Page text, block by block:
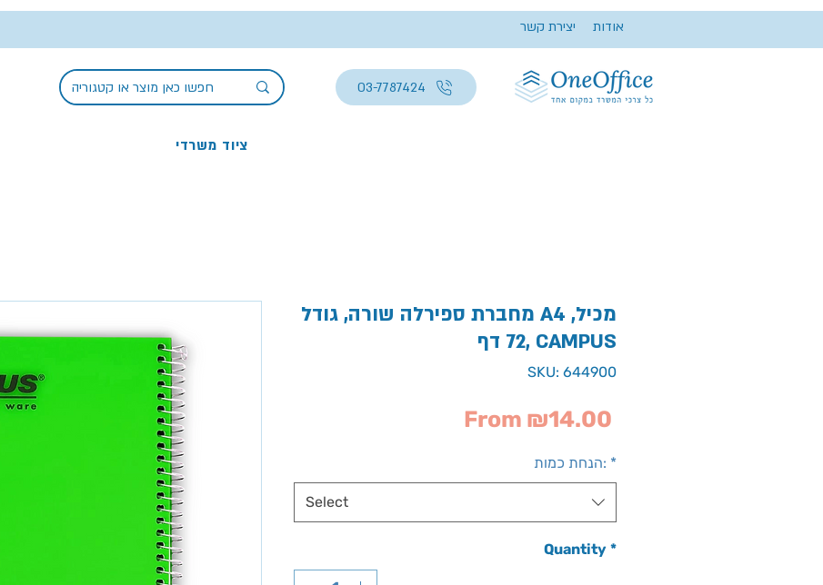
יצירת קשר אודות
03-7787424
ציוד משרדי
מחברת ספירלה שורה, גודל A4 ,מכיל
72 דף, CAMPUS
SKU: 644900
From ₪14.00
הנחת כמות: *
Select
Quantity *